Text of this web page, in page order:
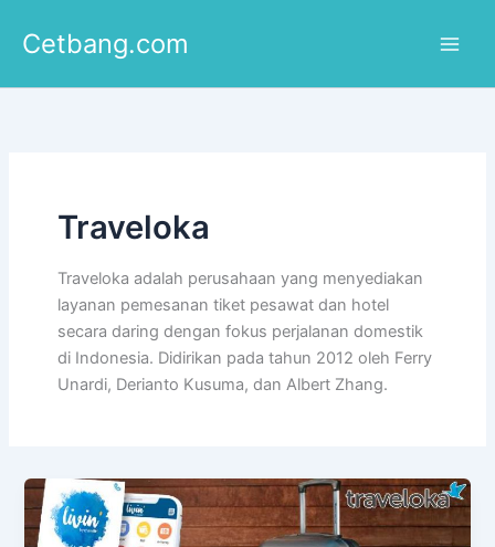
Cetbang.com
Traveloka
Traveloka adalah perusahaan yang menyediakan
layanan pemesanan tiket pesawat dan hotel
secara daring dengan fokus perjalanan domestik
di Indonesia. Didirikan pada tahun 2012 oleh Ferry
Unardi, Derianto Kusuma, dan Albert Zhang.